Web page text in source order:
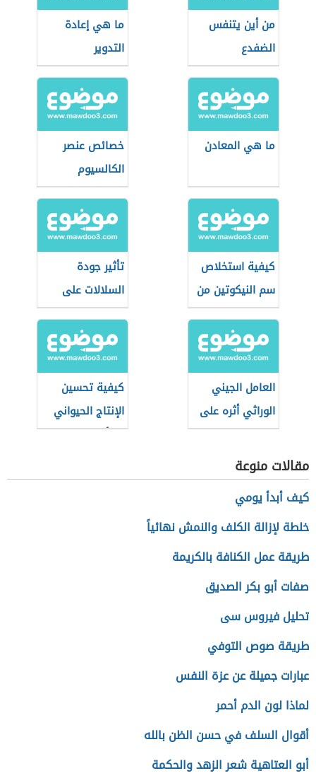
من أين يتنفس
الضفدع
ما هي إعادة
التدوير
ما هي المعادن
خصائص عنصر
الكالسيوم
كيفية استخلاص
سم النيكوتين من
التبغ
تأثير جودة
السلالات على
الإنتاج الحيواني
العامل الجيني
الوراثي أثره على
الطاقة الإيجابية
كيفية تحسين
الإنتاج الحيواني
بالتأثير على الغذاء
مقالات منوعة
كيف أبدأ يومي
خلطة لإزالة الكلف والنمش نهائياً
طريقة عمل الكنافة بالكريمة
صفات أبو بكر الصديق
تحليل فيروس سى
طريقة صوص التوفي
عبارات جميلة عن عزة النفس
لماذا لون الدم أحمر
أقوال السلف في حسن الظن بالله
أبو العتاهية شعر الزهد والحكمة